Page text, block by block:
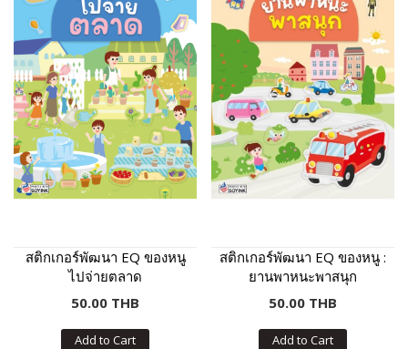
สติกเกอร์พัฒนา EQ ของหนู
ไปจ่ายตลาด
50.00 THB
Add to Cart
สติกเกอร์พัฒนา EQ ของหนู :
ยานพาหนะพาสนุก
50.00 THB
Add to Cart